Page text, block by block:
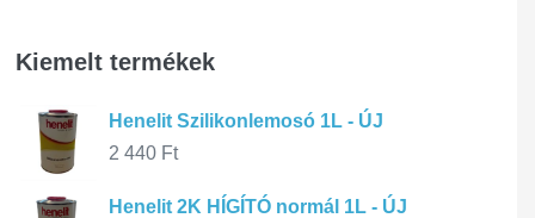
Kiemelt termékek
Henelit Szilikonlemosó 1L - ÚJ
2 440 Ft
Henelit 2K HÍGÍTÓ normál 1L - ÚJ